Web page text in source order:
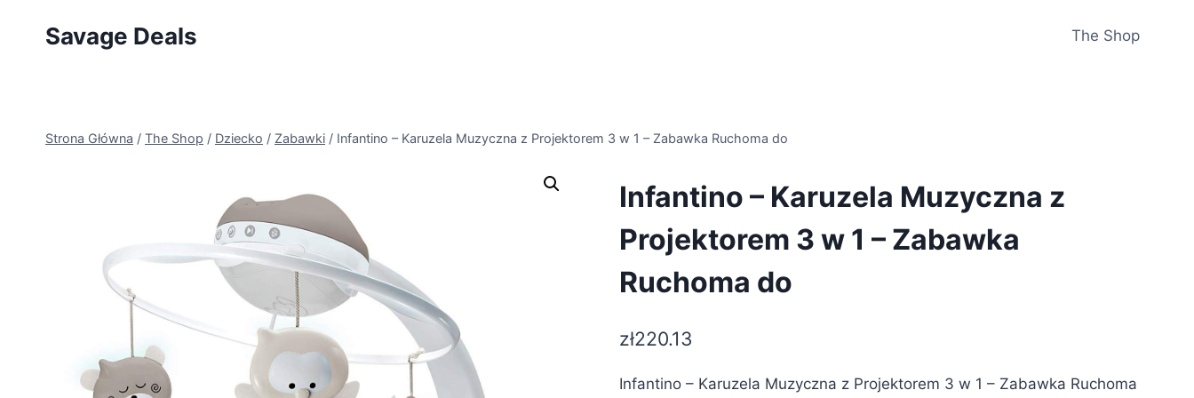
Savage Deals The Shop
Strona Główna / The Shop / Dziecko / Zabawki / Infantino – Karuzela Muzyczna z Projektorem 3 w 1 – Zabawka Ruchoma do
Infantino – Karuzela Muzyczna z
Projektorem 3 w 1 – Zabawka
Ruchoma do
zł220.13
Infantino – Karuzela Muzyczna z Projektorem 3 w 1 – Zabawka Ruchoma